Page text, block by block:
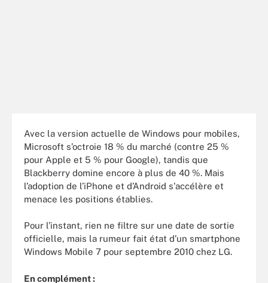
Avec la version actuelle de Windows pour mobiles,
Microsoft s’octroie 18 % du marché (contre 25 %
pour Apple et 5 % pour Google), tandis que
Blackberry domine encore à plus de 40 %. Mais
l’adoption de l’iPhone et d’Android s'accélère et
menace les positions établies.
Pour l’instant, rien ne filtre sur une date de sortie
officielle, mais la rumeur fait état d’un smartphone
Windows Mobile 7 pour septembre 2010 chez LG.
En complément :